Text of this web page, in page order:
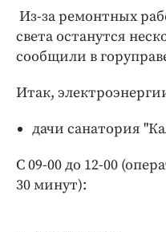
Экономика и
ПРОЕКТЫ
Издания
Медиаперсона
Клиника года
Из-за ремонтных
света останутся
сообщили в
Итак,
дачи санатория
С 09-00 до 12-00
30 минут):